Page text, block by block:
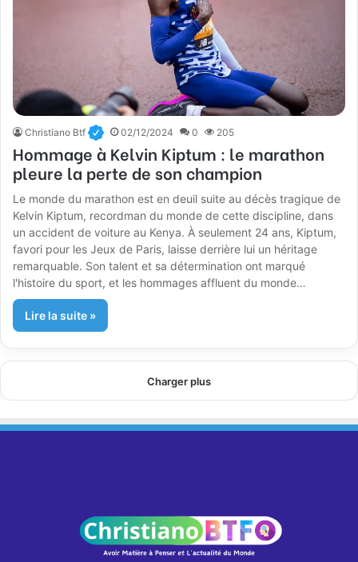
Christiano Btf 02/12/2024 0 205
Hommage à Kelvin Kiptum : le marathon
pleure la perte de son champion
Le monde du marathon est en deuil suite au décès tragique de
Kelvin Kiptum, recordman du monde de cette discipline, dans
un accident de voiture au Kenya. À seulement 24 ans, Kiptum,
favori pour les Jeux de Paris, laisse derrière lui un héritage
remarquable. Son talent et sa détermination ont marqué
l'histoire du sport, et les hommages affluent du monde…
Lire la suite »
Charger plus